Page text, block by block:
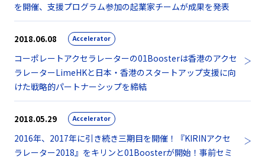
を開催、支援プログラム参加の起業家チームが成果を発表
2018.06.08 Accelerator
コーポレートアクセラレーターの01Boosterは香港のアクセ
ラレーターLimeHKと日本・香港のスタートアップ支援に向
けた戦略的パートナーシップを締結
2018.05.29 Accelerator
2016年、2017年に引き続き三期目を開催！『KIRINアクセ
ラレーター2018』をキリンと01Boosterが開始！事前セミ